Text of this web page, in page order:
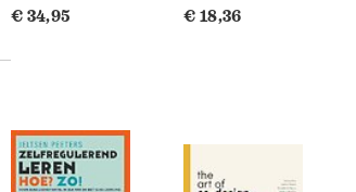
€ 34,95
€ 18,36